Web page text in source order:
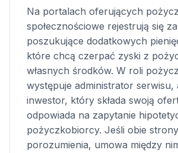
Na portalach oferujących
społecznościowe rejestrują się
poszukujące dodatkowych
które chcą czerpać zyski z
własnych środków. W roli
występuje administrator
inwestor, który składa swoją
odpowiada na zapytanie
pożyczkobiorcy. Jeśli obie
porozumienia, umowa między